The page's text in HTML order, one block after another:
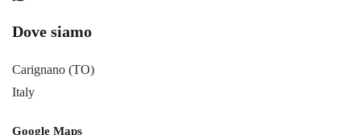
Dove siamo
Carignano (TO)
Italy
Google Maps